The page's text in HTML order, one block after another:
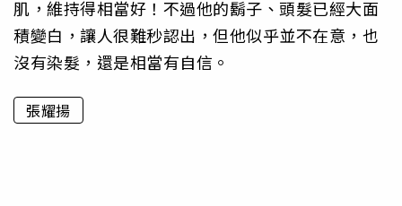
肌，維持得相當好！不過他的鬍子、頭髮已經大面
積變白，讓人很難秒認出，但他似乎並不在意，也
沒有染髮，還是相當有自信。
張耀揚